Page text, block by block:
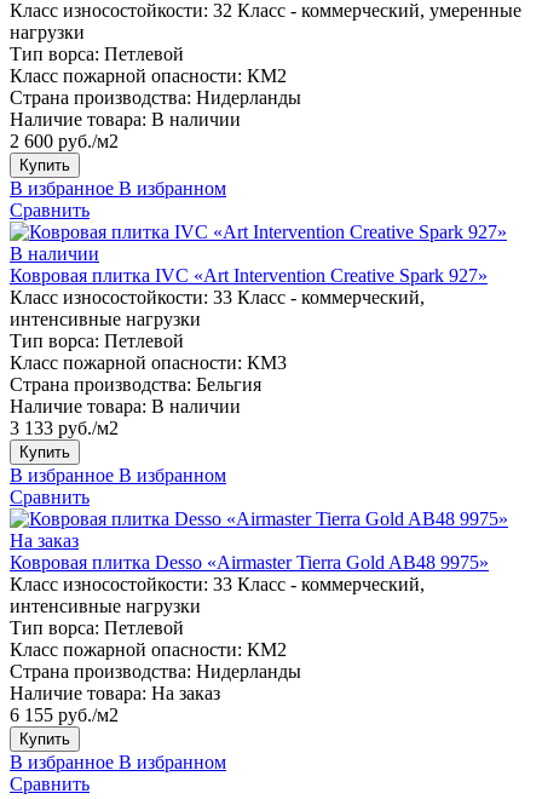
Класс износостойкости: 32 Класс - коммерческий, умеренные
нагрузки
Тип ворса: Петлевой
Класс пожарной опасности: КМ2
Страна производства: Нидерланды
Наличие товара: В наличии
2 600 руб./м2
Купить
В избранное В избранном
Сравнить
В наличии
Ковровая плитка IVC «Art Intervention Creative Spark 927»
Класс износостойкости: 33 Класс - коммерческий,
интенсивные нагрузки
Тип ворса: Петлевой
Класс пожарной опасности: КМ3
Страна производства: Бельгия
Наличие товара: В наличии
3 133 руб./м2
Купить
В избранное В избранном
Сравнить
На заказ
Ковровая плитка Desso «Airmaster Tierra Gold AB48 9975»
Класс износостойкости: 33 Класс - коммерческий,
интенсивные нагрузки
Тип ворса: Петлевой
Класс пожарной опасности: КМ2
Страна производства: Нидерланды
Наличие товара: На заказ
6 155 руб./м2
Купить
В избранное В избранном
Сравнить